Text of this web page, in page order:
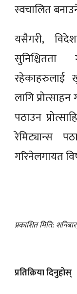
स्वचालित
यसैगरी,
रहेकाहरुलाई
लागि
पठाउन
रेमिट्यान्स
गरिनेलगायत
प्रकाशित मिति:
प्रतिक्रिया दिनुहोस्